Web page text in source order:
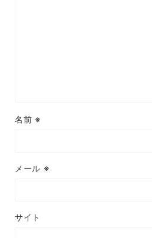
名前 ※
メール ※
サイト